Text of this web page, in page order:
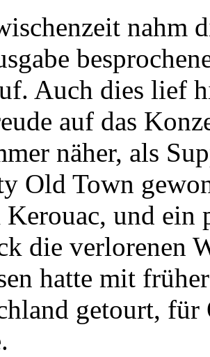
nahm
Auch dies lief
auf das
näher, als
Old Town
Kerouac, und
die verlorenen
hatte mit
getourt, für